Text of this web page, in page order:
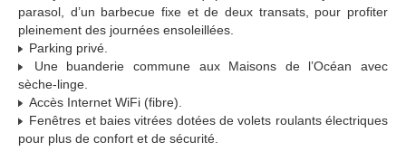
parasol, d’un barbecue fixe et de deux transats, pour profiter
pleinement des journées ensoleillées.
Parking privé.
Une buanderie commune aux Maisons de l’Océan avec
sèche-linge.
Accès Internet WiFi (fibre).
Fenêtres et baies vitrées dotées de volets roulants électriques
pour plus de confort et de sécurité.